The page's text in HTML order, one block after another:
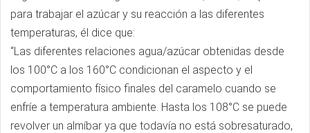
para trabajar el azúcar y su reacción a las diferentes
temperaturas, él dice que:
“Las diferentes relaciones agua/azúcar obtenidas desde
los 100°C a los 160°C condicionan el aspecto y el
comportamiento físico finales del caramelo cuando se
enfríe a temperatura ambiente. Hasta los 108°C se puede
revolver un almíbar ya que todavía no está sobresaturado,